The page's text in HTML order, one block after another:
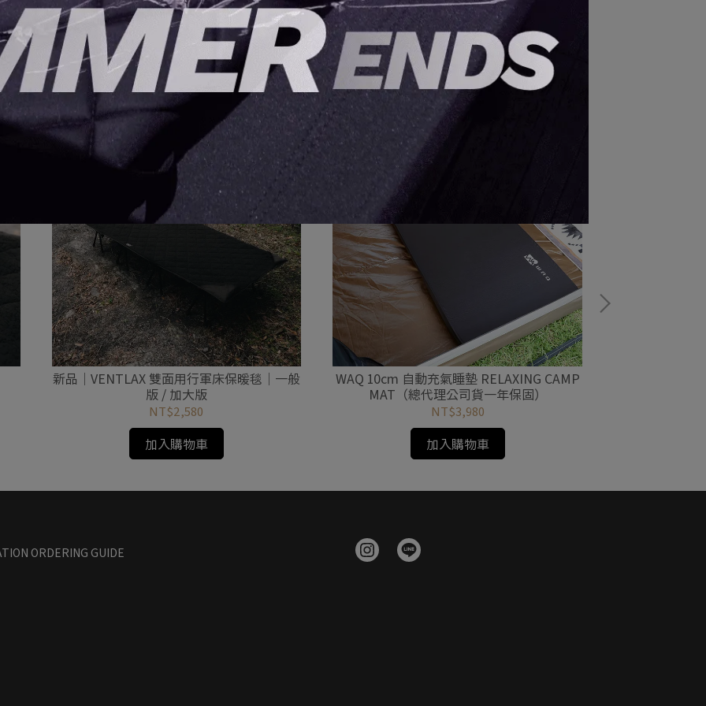
新品｜VENTLAX 雙面用行軍床保暖毯｜一般
版 / 加大版
NT$2,580
加入購物車
WAQ 10cm 自動充氣睡墊 RELAXING CAMP
MAT（總代理公司貨一年保固）
NT$3,980
加入購物車
ORDERING GUIDE